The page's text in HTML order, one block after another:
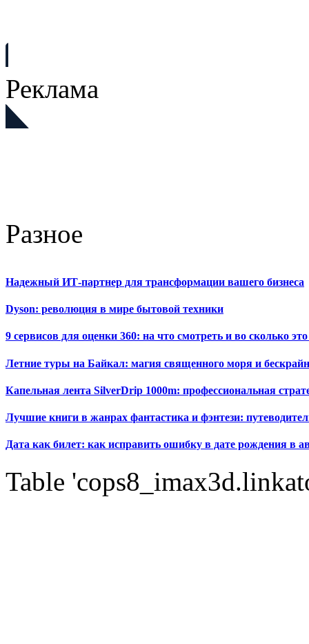
Реклама
Разное
Надежный ИТ-партнер для трансформации вашего бизнеса
Dyson: революция в мире бытовой техники
9 сервисов для оценки 360: на что смотреть и во сколько это
Летние туры на Байкал: магия священного моря и
Капельная лента SilverDrip 1000m: профессиональная
Лучшие книги в жанрах фантастика и фэнтези:
Дата как билет: как исправить ошибку в дате рождения в
Table